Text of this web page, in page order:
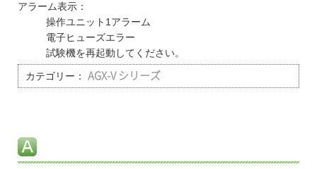
アラーム表示：
操作ユニット1アラーム
電子ヒューズエラー
試験機を再起動してください。
カテゴリー： AGX-V シリーズ